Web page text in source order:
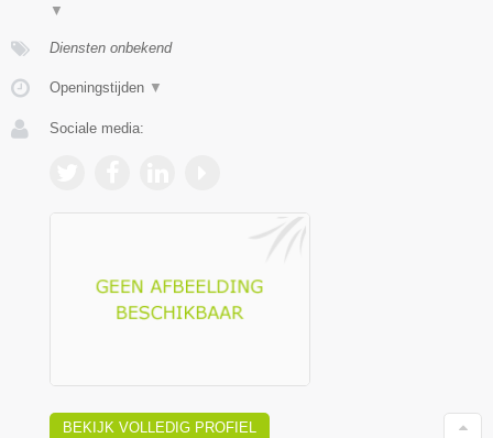
▼
Diensten onbekend
Openingstijden ▼
Sociale media:
BEKIJK VOLLEDIG PROFIEL